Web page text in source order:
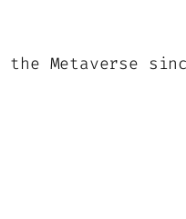
Metaverse